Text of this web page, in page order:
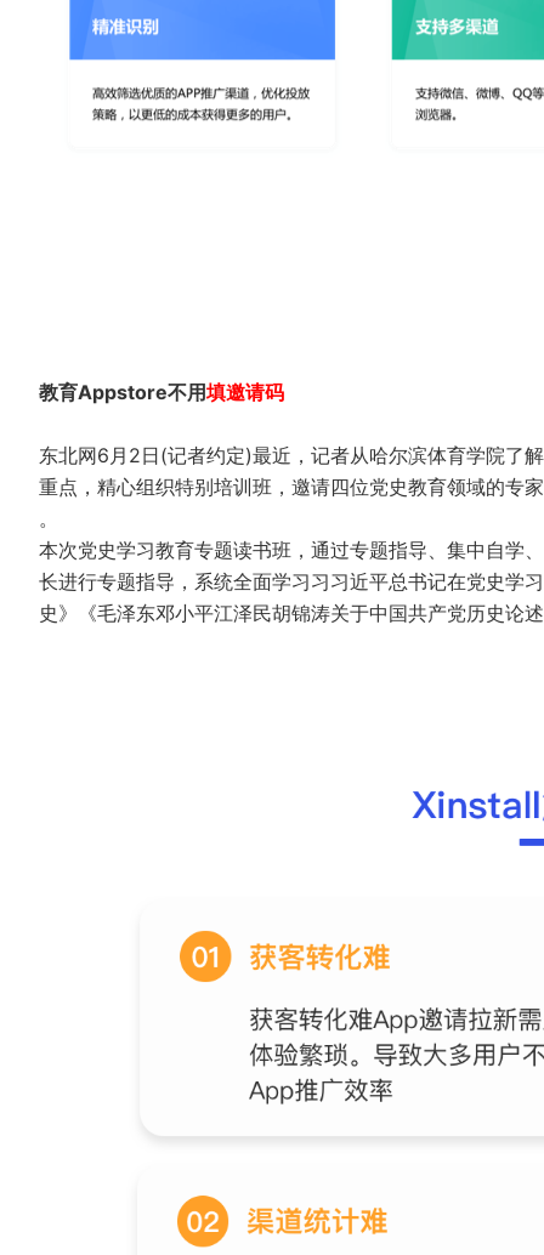
教育Appstore不用填邀请码
东北网6月2日(记者约定)最近，记者从哈尔滨体育学院了
重点，精心组织特别培训班，邀请四位党史教育领域的专
。
本次党史学习教育专题读书班，通过专题指导、集中自学
长进行专题指导，系统全面学习习习近平总书记在党史学
史》《毛泽东邓小平江泽民胡锦涛关于中国共产党历史论